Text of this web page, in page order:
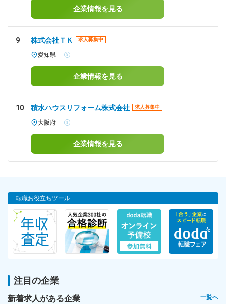
企業情報を見る
9 株式会社ＴＫ 求人募集中
愛知県 -
企業情報を見る
10 積水ハウスリフォーム株式会社 求人募集中
大阪府 -
企業情報を見る
転職お役立ちツール
注目の企業
新着求人がある企業 一覧へ